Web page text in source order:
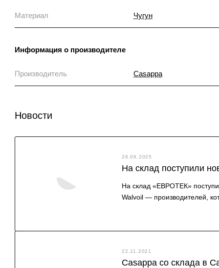
Материал Чугун
Информация о производителе
Производитель Casappa
Новости
26.06.2025
На склад поступили
На склад «ЕВРОТЕК»
Walvoil — производителей,
22.11.2021
Casappa со склада в